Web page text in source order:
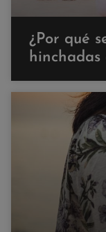
¿Por qué
hinchadas